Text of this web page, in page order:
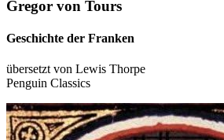
Gregor von Tours
Geschichte der Franken
übersetzt von Lewis Thorpe
Penguin Classics